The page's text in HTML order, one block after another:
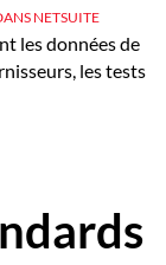
NETSUITE
les données de
les tests